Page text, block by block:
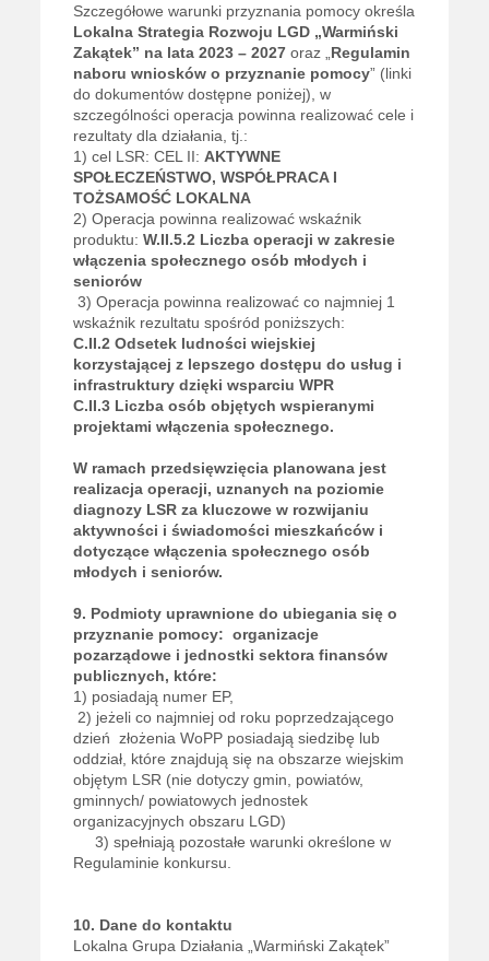
Szczegółowe warunki przyznania pomocy określa
Lokalna Strategia Rozwoju LGD „Warmiński
Zakątek” na lata 2023 – 2027 oraz „ Regulamin
naboru wniosków o przyznanie pomocy” (linki
do dokumentów dostępne poniżej), w
szczególności operacja powinna realizować cele i
rezultaty dla działania, tj.:
1) cel LSR: CEL II: AKTYWNE
SPOŁECZEŃSTWO, WSPÓŁPRACA I
TOŻSAMOŚĆ LOKALNA
2) Operacja powinna realizować wskaźnik
produktu:W.II.5.2 Liczba operacji w zakresie
włączenia społecznego osób młodych i
seniorów
3) Operacja powinna realizować co najmniej 1
wskaźnik rezultatu spośród poniższych:
C.II.2 Odsetek ludności wiejskiej
korzystającej z lepszego dostępu do usług i
infrastruktury dzięki wsparciu WPR
C.II.3 Liczba osób objętych wspieranymi
projektami włączenia społecznego.
W ramach przedsięwzięcia planowana jest
realizacja operacji, uznanych na poziomie
diagnozy LSR za kluczowe w rozwijaniu
aktywności i świadomości mieszkańców i
dotyczące włączenia społecznego osób
młodych i seniorów.
9. Podmioty uprawnione do ubiegania się o
przyznanie pomocy: organizacje
pozarządowe i jednostki sektora finansów
publicznych, które:
1) posiadają numer EP,
2) jeżeli co najmniej od roku poprzedzającego
dzień złożenia WoPP posiadają siedzibę lub
oddział, które znajdują się na obszarze wiejskim
objętym LSR (nie dotyczy gmin, powiatów,
gminnych/ powiatowych jednostek
organizacyjnych obszaru LGD)
3) spełniają pozostałe warunki określone w
Regulaminie konkursu.
10. Dane do kontaktu
Lokalna Grupa Działania „Warmiński Zakątek”